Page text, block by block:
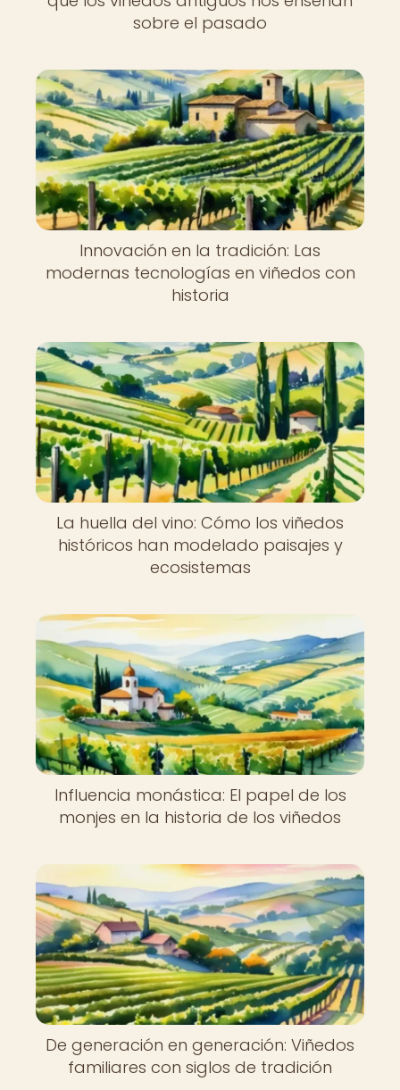
sobre el pasado
Innovación en la tradición: Las
modernas tecnologías en viñedos con
historia
La huella del vino: Cómo los viñedos
históricos han modelado paisajes y
ecosistemas
Influencia monástica: El papel de los
monjes en la historia de los viñedos
De generación en generación: Viñedos
familiares con siglos de tradición